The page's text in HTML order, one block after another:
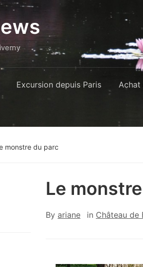
Excursion depuis Paris Achat
monstre du parc
Le
By ariane in Château de